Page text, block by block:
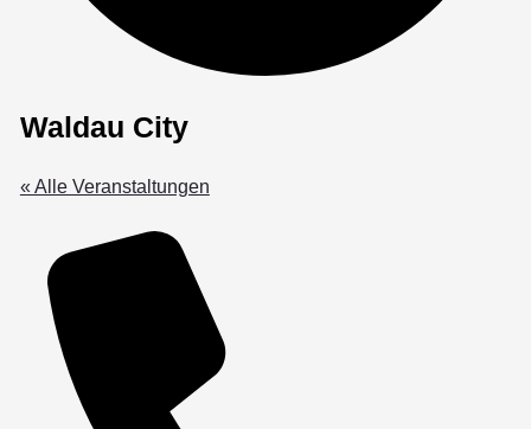
Waldau City
« Alle Veranstaltungen